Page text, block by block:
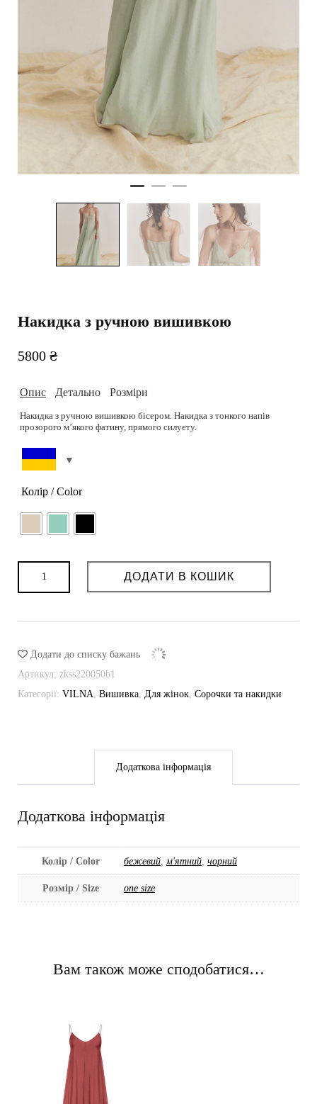
Накидка з ручною вишивкою
5800 ₴
Опис Детально Розміри
Накидка з ручною вишивкою бісером. Накидка з тонкого напів
прозорого м’якого фатину, прямого силуету.
Склад: 100% нейлон
Колір: м’ятна
Догляд: Хімчистка або ручне делікатне праня 30-40 градусів
РОЗМІРНА СІТКА
Термін пошиву (днів): 3-4
Колір / Color
Накидка
з
кількість
ДОДАТИ В КОШИК
Додати до списку бажань
Артикул: zkss220050b1
Категорії: VILNA Вишивка Для жінок Сорочки та накидки
Додаткова інформація
Додаткова інформація
Колір / Color бежевий м'ятний чорний
Розмір / Size one size
Вам також може сподобатися…